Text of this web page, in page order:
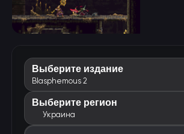
Выберите издание
Blasphemous 2
Выберите регион
Украина